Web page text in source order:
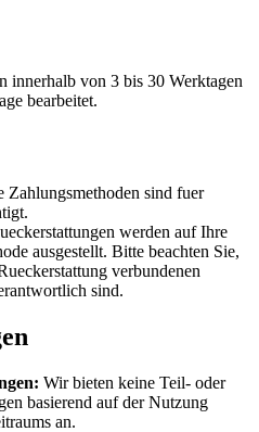
innerhalb von 3 bis 30 Werktagen
bearbeitet.
Zahlungsmethoden sind fuer
werden auf Ihre
ausgestellt. Bitte beachten Sie,
verbundenen
sind.
Wir bieten keine Teil- oder
basierend auf der Nutzung
an.